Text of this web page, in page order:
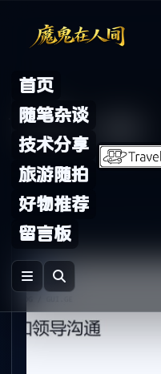
首页
随笔杂谈
技术分享
旅游随拍
好物推荐
留言板
Archive
标签：